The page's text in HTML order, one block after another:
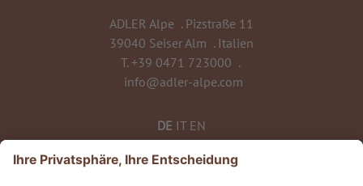
ADLER Alpe . Pizstraße 11
39040 Seiser Alm . Italien
T. +39 0471 723000 .
info@adler-alpe.com
DE IT EN